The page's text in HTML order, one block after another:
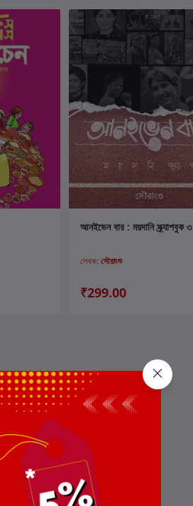
কার্টে যোগ করুন
আনইভেন বার : ময়দানি স্ক্র্যাপবুক ৩
লেখক:সৌরাংশু
₹299.00